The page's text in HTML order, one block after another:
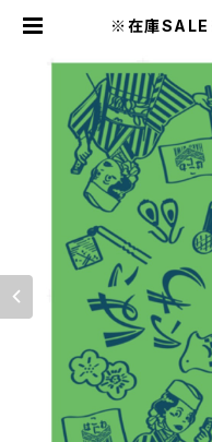
※在庫
のハナ